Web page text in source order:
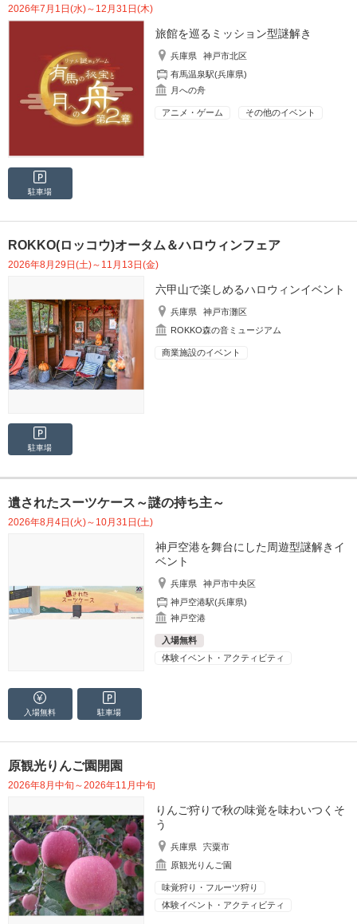
2026年7月1日(水)～12月31日(木)
旅館を巡るミッション型謎解き
兵庫県
神戸市北区
有馬温泉駅(兵庫県)
月への舟
アニメ・ゲーム その他のイベント
駐車場
ROKKO(ロッコウ)オータム＆ハロウィンフェア
2026年8月29日(土)～11月13日(金)
六甲山で楽しめるハロウィンイベント
兵庫県
神戸市灘区
ROKKO森の音ミュージアム
商業施設のイベント
駐車場
遺されたスーツケース～謎の持ち主～
2026年8月4日(火)～10月31日(土)
神戸空港を舞台にした周遊型謎解きイ
ベント
兵庫県
神戸市中央区
神戸空港駅(兵庫県)
神戸空港
入場無料
体験イベント・アクティビティ
入場無料 駐車場
原観光りんご園開園
2026年8月中旬～2026年11月中旬
りんご狩りで秋の味覚を味わいつくそ
う
兵庫県
宍粟市
原観光りんご園
味覚狩り・フルーツ狩り
体験イベント・アクティビティ